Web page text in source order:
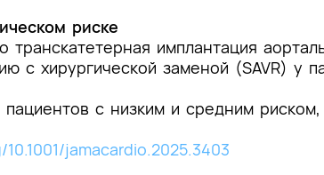
риске
имплантация
с хирургической заменой (SAVR) у
с низким и средним
jamacardio.2025.3403